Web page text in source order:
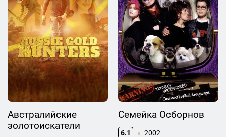
Австралийские
золотоискатели
Семейка Осборнов
6.1 2002